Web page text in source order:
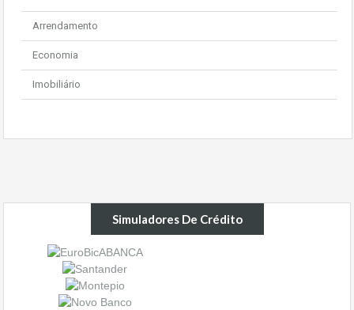
Arrendamento
Economia
Imobiliário
Simuladores De Crédito